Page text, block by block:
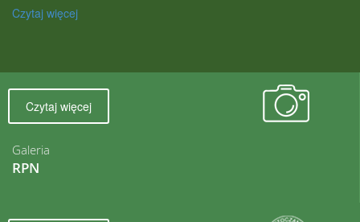
Czytaj więcej
Galeria
RPN
Czytaj więcej